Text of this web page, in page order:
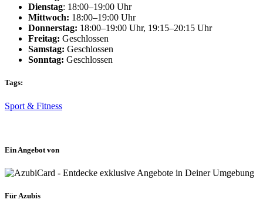
Dienstag: 18:00–19:00 Uhr
Mittwoch: 18:00–19:00 Uhr
Donnerstag: 18:00–19:00 Uhr, 19:15–20:15 Uhr
Freitag: Geschlossen
Samstag: Geschlossen
Sonntag: Geschlossen
Tags:
Sport & Fitness
Ein Angebot von
Für Azubis